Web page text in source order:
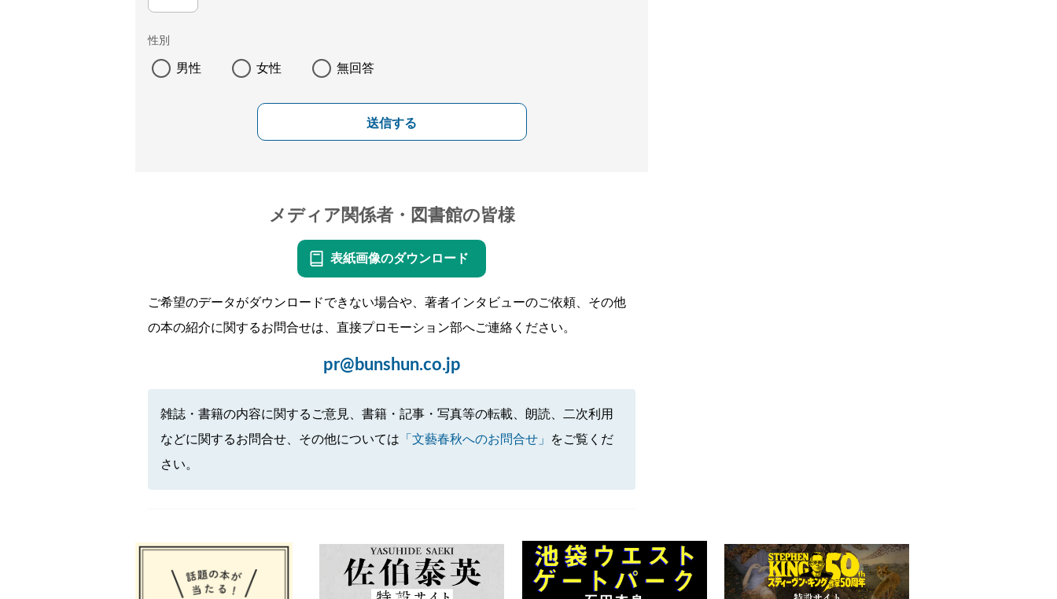
性別
男性 女性 無回答
送信する
メディア関係者・図書館の皆様
表紙画像のダウンロード
ご希望のデータがダウンロードできない場合や、著者インタビューのご依頼、その他
の本の紹介に関するお問合せは、直接プロモーション部へご連絡ください。
pr@bunshun.co.jp
雑誌・書籍の内容に関するご意見、書籍・記事・写真等の転載、朗読、二次利用
などに関するお問合せ、その他については 「文藝春秋へのお問合せ」
をご覧くだ
さい。